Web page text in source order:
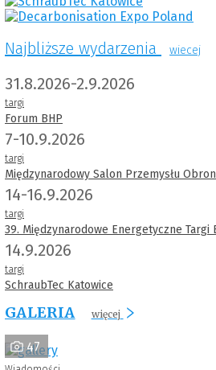
Najbliższe wydarzenia wiecej
31.8.2026-2.9.2026
targi
Forum BHP
7-10.9.2026
targi
Międzynarodowy Salon Przemysłu
14-16.9.2026
targi
39. Międzynarodowe Energetyczne Targi
14.9.2026
targi
SchraubTec Katowice
GALERIA więcej
47